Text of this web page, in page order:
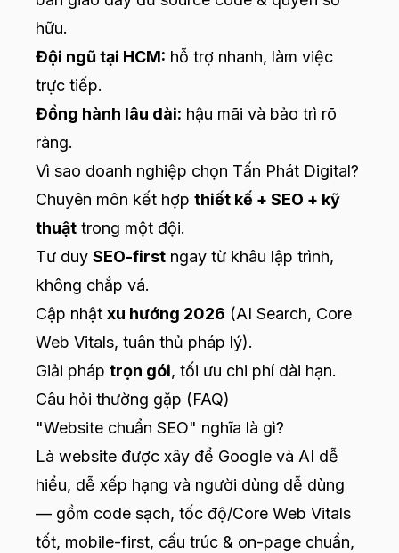
hữu.
Đội ngũ tại HCM: hỗ trợ nhanh, làm việc
trực tiếp.
Đồng hành lâu dài: hậu mãi và bảo trì rõ
ràng.
Vì sao doanh nghiệp chọn Tấn Phát Digital?
Chuyên môn kết hợp thiết kế + SEO + kỹ
thuật trong một đội.
Tư duy SEO-first ngay từ khâu lập trình,
không chắp vá.
Cập nhật xu hướng 2026 (AI Search, Core
Web Vitals, tuân thủ pháp lý).
Giải pháp trọn gói, tối ưu chi phí dài hạn.
Câu hỏi thường gặp (FAQ)
"Website chuẩn SEO" nghĩa là gì?
Là website được xây để Google và AI dễ
hiểu, dễ xếp hạng và người dùng dễ dùng
— gồm code sạch, tốc độ/Core Web Vitals
tốt, mobile-first, cấu trúc & on-page chuẩn,